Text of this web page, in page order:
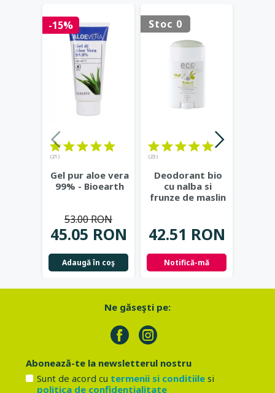
-15%
(21)
Gel pur aloe vera
99% - Bioearth
45.05 RON
53.00 RON
Adaugă în coş
Stoc 0
(23)
Deodorant bio
cu nalba si
frunze de maslin
42.51 RON
Notifică-mă
Ne găseşti pe:
Abonează-te la newsletterul nostru
Sunt de acord cu termenii si conditiilesi
politica de confidentialitate